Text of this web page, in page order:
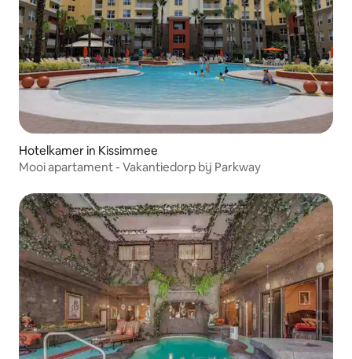
Hotelkamer in Kissimmee
Mooi apartament - Vakantiedorp bij Parkway